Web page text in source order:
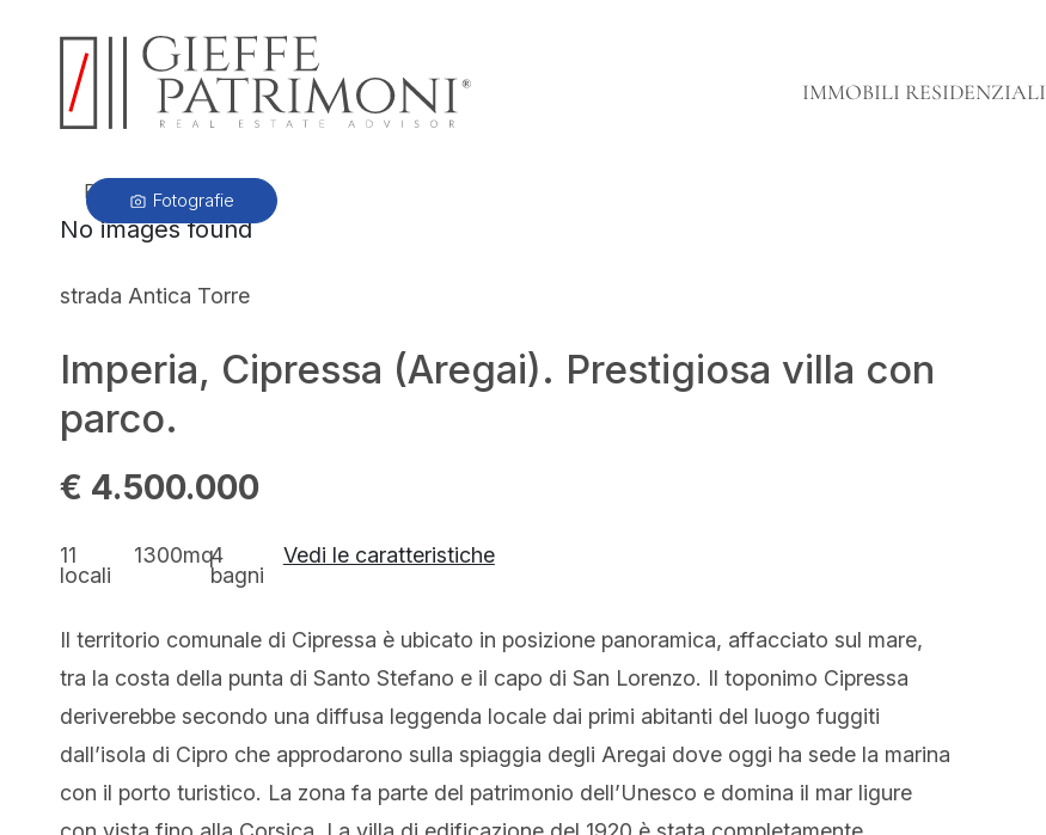
IMMOBILI RESIDENZIALI
PRECEDENTE
No images found
Fotografie
strada Antica Torre
Imperia, Cipressa (Aregai). Prestigiosa villa con
parco.
€ 4.500.000
11
locali
1300mq4
bagni
Vedi le caratteristiche
Il territorio comunale di Cipressa è ubicato in posizione panoramica, affacciato sul mare,
tra la costa della punta di Santo Stefano e il capo di San Lorenzo. Il toponimo Cipressa
deriverebbe secondo una diffusa leggenda locale dai primi abitanti del luogo fuggiti
dall’isola di Cipro che approdarono sulla spiaggia degli Aregai dove oggi ha sede la marina
con il porto turistico. La zona fa parte del patrimonio dell’Unesco e domina il mar ligure